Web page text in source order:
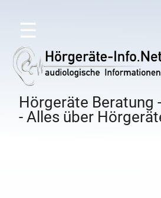
☰
Hörgeräte Beratung
- Alles über